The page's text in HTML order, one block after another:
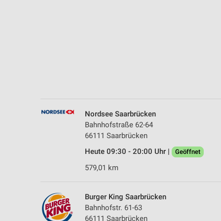
Nordsee Saarbrücken
Bahnhofstraße 62-64
66111 Saarbrücken
Heute 09:30 - 20:00 Uhr |
Geöffnet
579,01 km
Burger King Saarbrücken
Bahnhofstr. 61-63
66111 Saarbrücken
Geräte anhand von aktiv angeforderten Informationen
Funktional